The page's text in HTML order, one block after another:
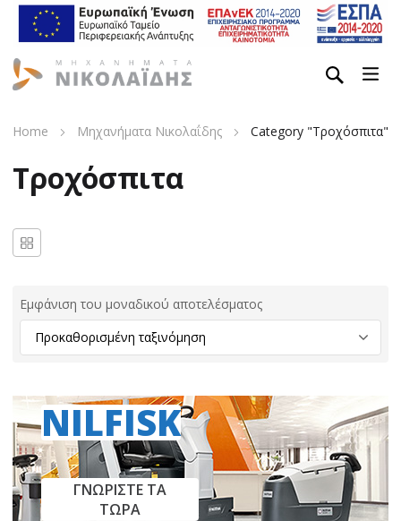
Home Μηχανήματα Νικολαΐδης Category "Τροχόσπιτα"
Τροχόσπιτα
Εμφάνιση του μοναδικού αποτελέσματος
NILFISK
ΓΝΩΡΙΣΤΕ ΤΑ
ΤΩΡΑ